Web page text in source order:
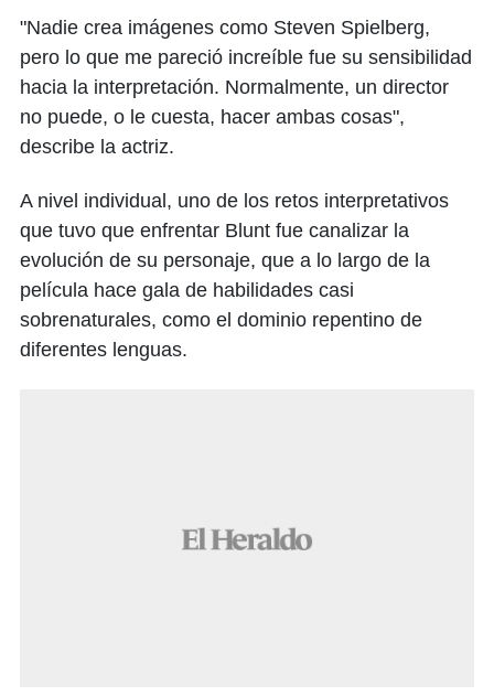
"Nadie crea imágenes como Steven Spielberg,
pero lo que me pareció increíble fue su sensibilidad
hacia la interpretación. Normalmente, un director
no puede, o le cuesta, hacer ambas cosas",
describe la actriz.
A nivel individual, uno de los retos interpretativos
que tuvo que enfrentar Blunt fue canalizar la
evolución de su personaje, que a lo largo de la
película hace gala de habilidades casi
sobrenaturales, como el dominio repentino de
diferentes lenguas.